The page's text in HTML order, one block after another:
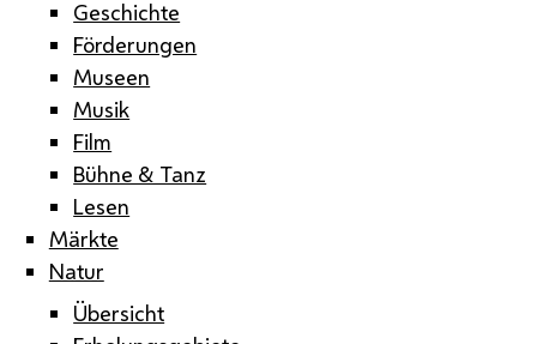
Geschichte
Förderungen
Museen
Musik
Film
Bühne & Tanz
Lesen
Märkte
Natur
Übersicht